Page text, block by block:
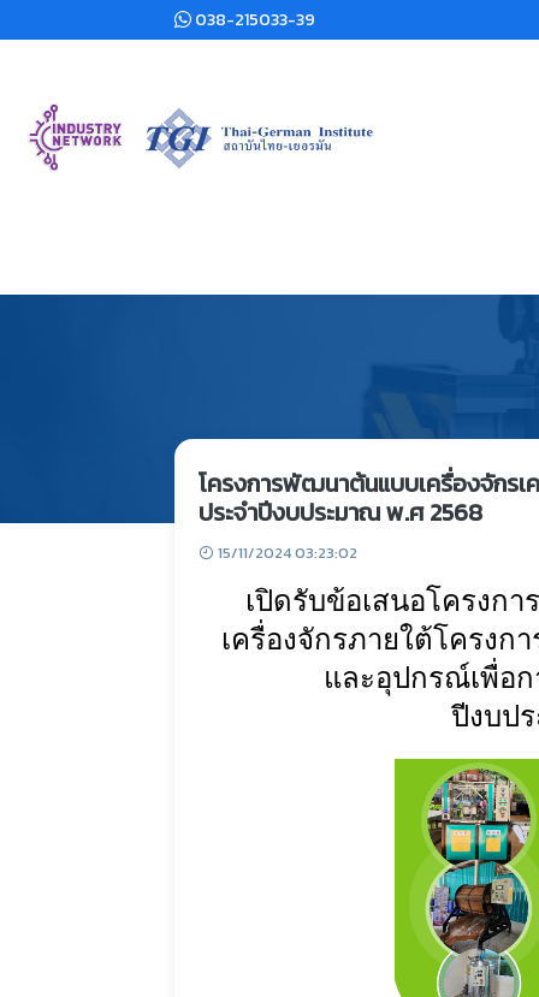
038-215033-39
โครงการพัฒนาต้นแบบเครื่องจักร
ประจำปีงบประมาณ พ.ศ 2568
15/11/2024 03:23:02
เปิดรับข้อเสนอโครงก
เครื่องจักรภายใต้โครงก
และอุปกรณ์เพื่อ
ปีงบป